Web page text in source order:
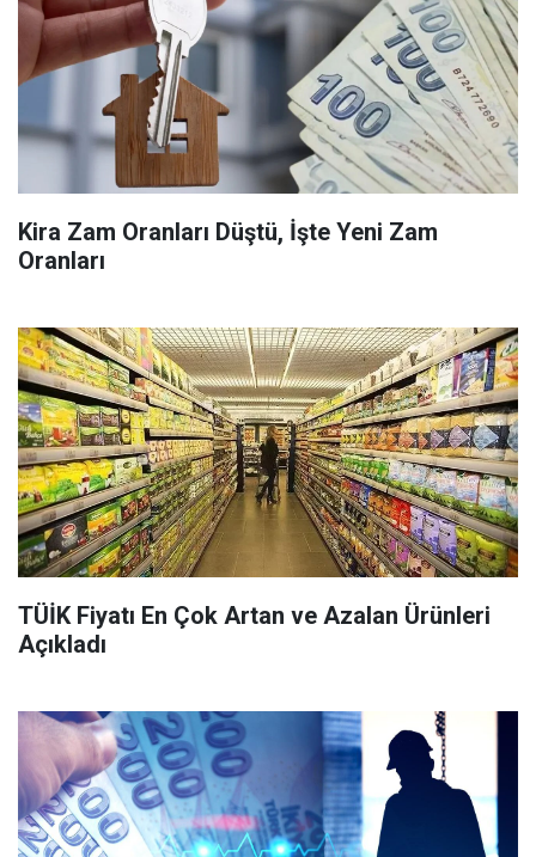
Kira Zam Oranları Düştü, İşte Yeni Zam
Oranları
TÜİK Fiyatı En Çok Artan ve Azalan Ürünleri
Açıkladı